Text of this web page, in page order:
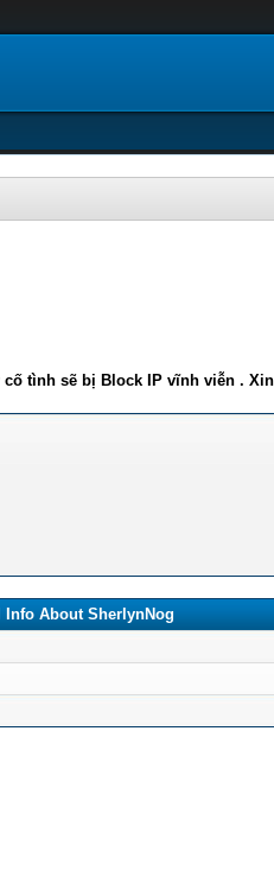
tình sẽ bị Block IP vĩnh viễn .
About SherlynNog